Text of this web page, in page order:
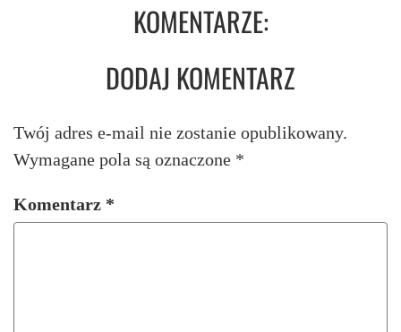
KOMENTARZE:
DODAJ KOMENTARZ
Twój adres e-mail nie zostanie opublikowany.
Wymagane pola są oznaczone *
Komentarz *